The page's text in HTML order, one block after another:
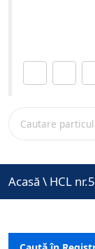
Acasă \ HCL